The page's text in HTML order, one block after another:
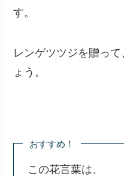
す。
レンゲツツジを贈っ
ょう。
おすすめ！
この花言葉は、